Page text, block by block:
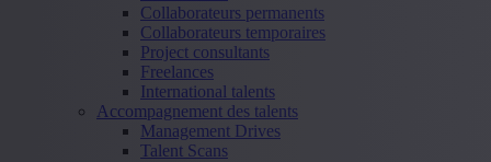
Collaborateurs permanents
Collaborateurs temporaires
Project consultants
Freelances
International talents
Accompagnement des talents
Management Drives
Talent Scans